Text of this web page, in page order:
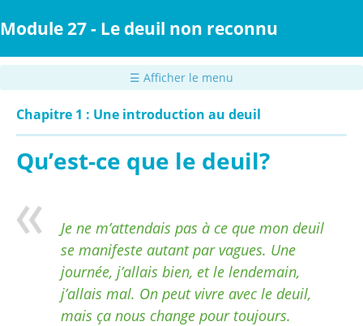
au
principal
Module 27 - Le deuil non reconnu
☰ Afficher le menu
Chapitre 1 : Une introduction au deuil
Qu’est-ce que le deuil?
Je ne m’attendais pas à ce que mon deuil
se manifeste autant par vagues. Une
journée, j’allais bien, et le lendemain,
j’allais mal. On peut vivre avec le deuil,
mais ça nous change pour toujours.